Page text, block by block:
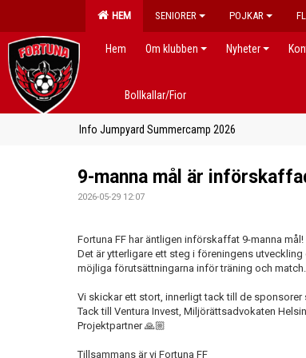
HEM SENIORER POJKAR
Hem Om klubben Nyheter
Bollkallar/Fior
Info Jumpyard Summercamp 2026
9-manna mål är
2026-05-29 12:07
Fortuna FF har äntligen införskaffat 9-manna mål!
Det är ytterligare ett steg i föreningens
möjliga förutsättningarna inför träning och match.
Vi skickar ett stort, innerligt tack till de
Tack till Ventura Invest, Miljörättsadvokaten
Projektpartner 🙏🏼
Tillsammans är vi Fortuna FF